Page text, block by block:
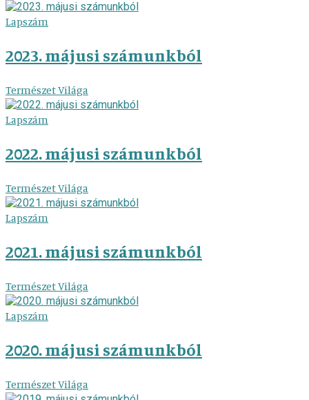
Lapszám
2023. májusi számunkból
Természet Világa
Lapszám
2022. májusi számunkból
Természet Világa
Lapszám
2021. májusi számunkból
Természet Világa
Lapszám
2020. májusi számunkból
Természet Világa